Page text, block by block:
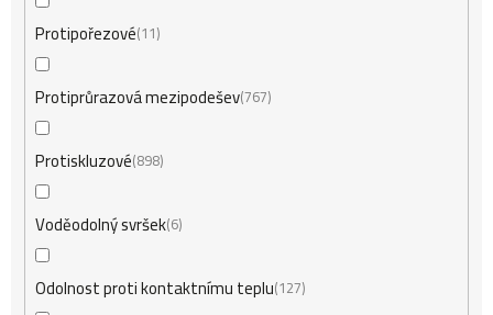
Protipořezové 11
Protiprůrazová mezipodešev767
Protiskluzové 898
Voděodolný svršek 6
Odolnost proti kontaktnímu teplu 127